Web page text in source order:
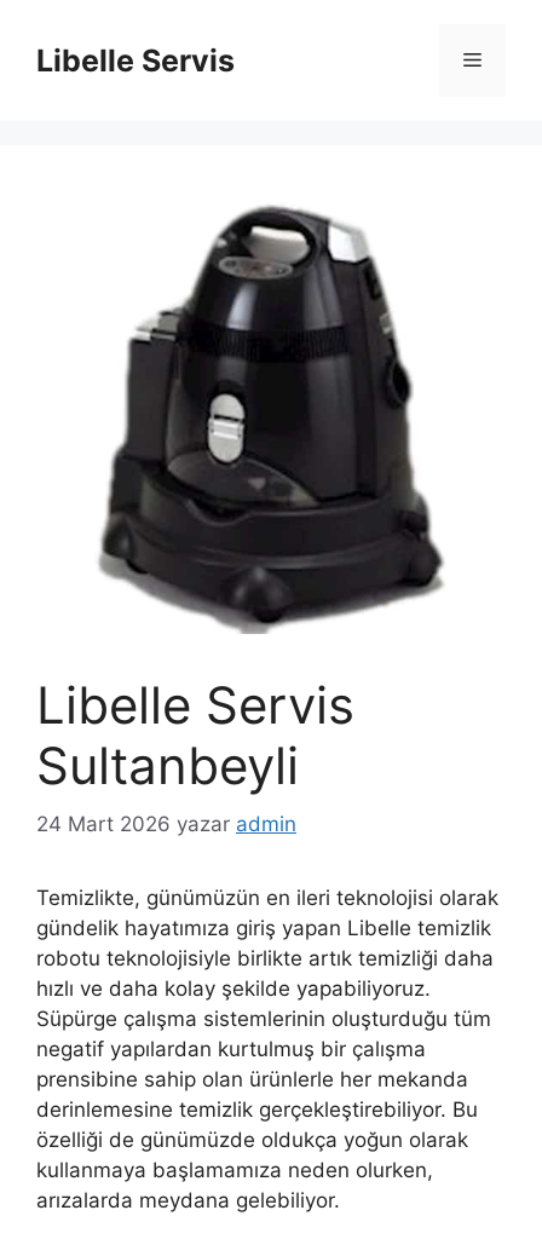
Libelle Servis Menü
Libelle Servis
Sultanbeyli
24 Mart 2026 yazar admin
Temizlikte, günümüzün en ileri teknolojisi olarak
gündelik hayatımıza giriş yapan Libelle temizlik
robotu teknolojisiyle birlikte artık temizliği daha
hızlı ve daha kolay şekilde yapabiliyoruz.
Süpürge çalışma sistemlerinin oluşturduğu tüm
negatif yapılardan kurtulmuş bir çalışma
prensibine sahip olan ürünlerle her mekanda
derinlemesine temizlik gerçekleştirebiliyor. Bu
özelliği de günümüzde oldukça yoğun olarak
kullanmaya başlamamıza neden olurken,
arızalarda meydana gelebiliyor.